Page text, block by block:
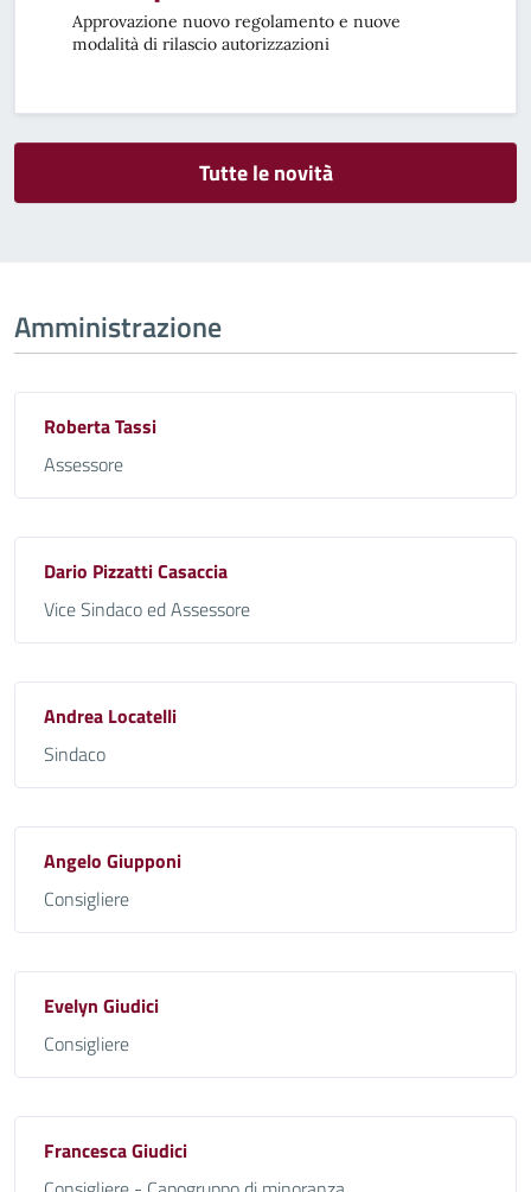
Approvazione nuovo regolamento e nuove
modalità di rilascio autorizzazioni
Tutte le novità
Amministrazione
Roberta Tassi
Assessore
Dario Pizzatti Casaccia
Vice Sindaco ed Assessore
Andrea Locatelli
Sindaco
Angelo Giupponi
Consigliere
Evelyn Giudici
Consigliere
Francesca Giudici